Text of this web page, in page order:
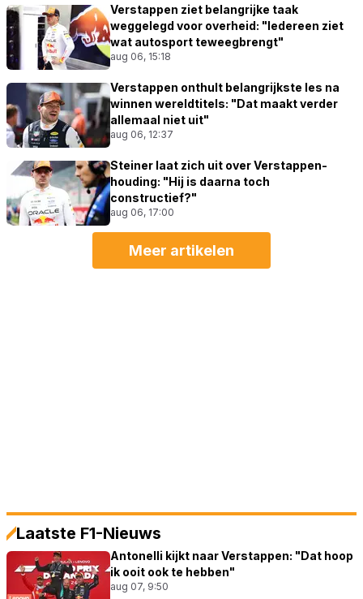
Verstappen ziet belangrijke taak
weggelegd voor overheid: "Iedereen ziet
wat autosport teweegbrengt"
aug 06, 15:18
Verstappen onthult belangrijkste les na
winnen wereldtitels: "Dat maakt verder
allemaal niet uit"
aug 06, 12:37
Steiner laat zich uit over Verstappen-
houding: "Hij is daarna toch
constructief?"
aug 06, 17:00
Meer artikelen
Laatste F1-Nieuws
Antonelli kijkt naar Verstappen: "Dat hoop
ik ooit ook te hebben"
aug 07, 9:50